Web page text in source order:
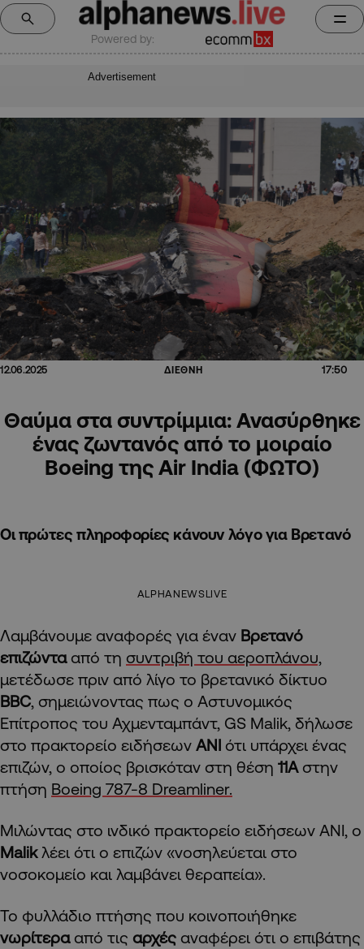
Powered by:
Advertisement
12.06.2025 ΔΙΕΘΝΗ 17:50
Θαύμα στα συντρίμμια: Ανασύρθηκε
ένας ζωντανός από το μοιραίο
Boeing της Air India (ΦΩΤΟ)
Οι πρώτες πληροφορίες κάνουν λόγο για Βρετανό
ALPHANEWSLIVE
Λαμβάνουμε αναφορές για έναν Βρετανό
επιζώντααπό τη συντριβή του αεροπλάνου,
μετέδωσε πριν από λίγο το βρετανικό δίκτυο
BBC, σημειώνοντας πως ο Αστυνομικός
Επίτροπος του Αχμενταμπάντ, GS Malik, δήλωσε
στο πρακτορείο ειδήσεων ANI ότι υπάρχει ένας
επιζών, ο οποίος βρισκόταν στη θέση 11Αστην
πτήση Boeing 787-8 Dreamliner.
Μιλώντας στο ινδικό πρακτορείο ειδήσεων ANI, ο
Malik λέει ότι ο επιζών «νοσηλεύεται στο
νοσοκομείο και λαμβάνει θεραπεία».
Το φυλλάδιο πτήσης που κοινοποιήθηκε
νωρίτερα από τις αρχές αναφέρει ότι ο επιβάτης